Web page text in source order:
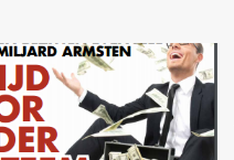
–
buiten
coronatijden